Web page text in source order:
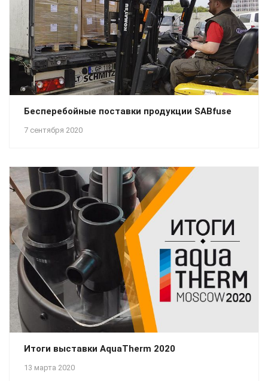
7 сентября 2020
Бесперебойные поставки продукции SABfuse
13 марта 2020
Итоги выставки AquaTherm 2020